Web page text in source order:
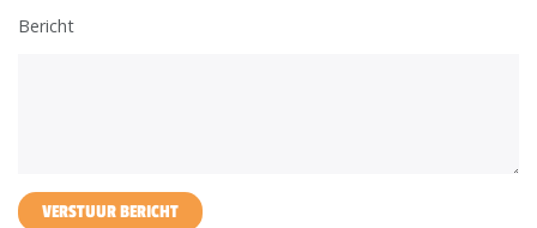
Bericht
VERSTUUR BERICHT